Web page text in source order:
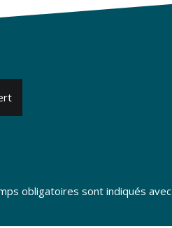
obligatoires sont indiqués avec